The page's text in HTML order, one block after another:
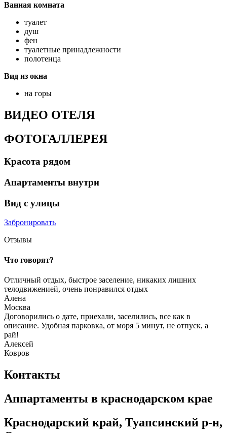
Ванная комната
туалет
душ
фен
туалетные принадлежности
полотенца
Вид из окна
на горы
ВИДЕО ОТЕЛЯ
ФОТОГАЛЛЕРЕЯ
Красота рядом
Апартаменты внутри
Вид с улицы
Забронировать
Отзывы
Что говорят?
Отличный отдых, быстрое заселение, никаких лишних
телодвиженией, очень понравился отдых
Алена
Москва
Договорились о дате, приехали, заселились, все как в
описание. Удобная парковка, от моря 5 минут, не отпуск, а
рай!
Алексей
Ковров
Контакты
Аппартаменты в краснодарском крае
Краснодарский край, Туапсинский р-н,